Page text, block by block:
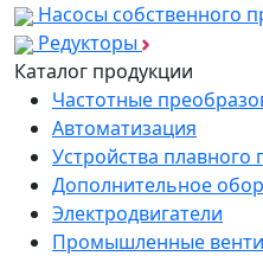
Насосы собственного
Редукторы
Каталог продукции
Частотные
Автоматизация
Устройства плавного
Дополнительное
Электродвигатели
Промышленные